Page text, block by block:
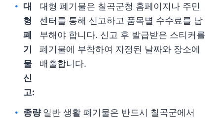
대
형
폐
기
물
신
고:
대형 폐기물은 칠곡군청 홈페이지나 주민
센터를 통해 신고하고 품목별 수수료를 납
부해야 합니다. 신고 후 발급받은 스티커를
폐기물에 부착하여 지정된 날짜와 장소에
배출합니다.
종량 일반 생활 폐기물은 반드시 칠곡군에서